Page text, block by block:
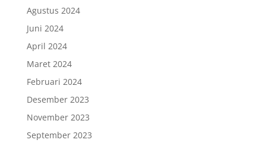
Agustus 2024
Juni 2024
April 2024
Maret 2024
Februari 2024
Desember 2023
November 2023
September 2023